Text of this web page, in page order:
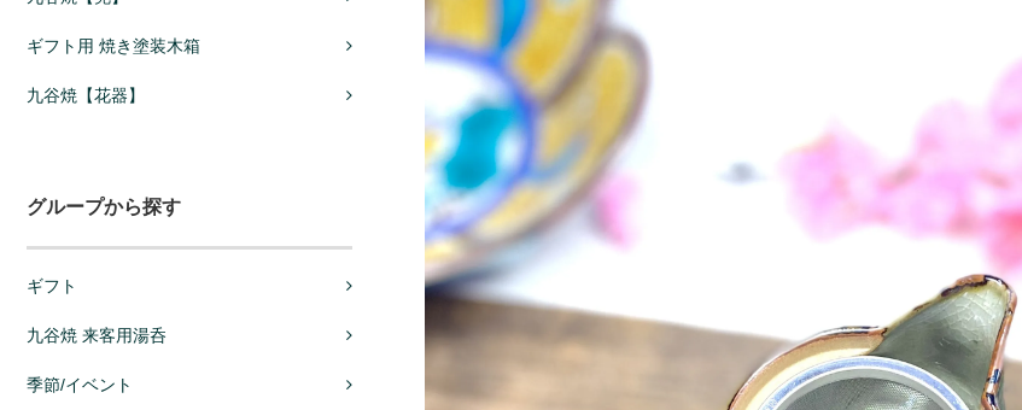
ギフト用 焼き塗装木箱
九谷焼【花器】
グループから探す
ギフト
九谷焼 来客用湯呑
季節/イベント